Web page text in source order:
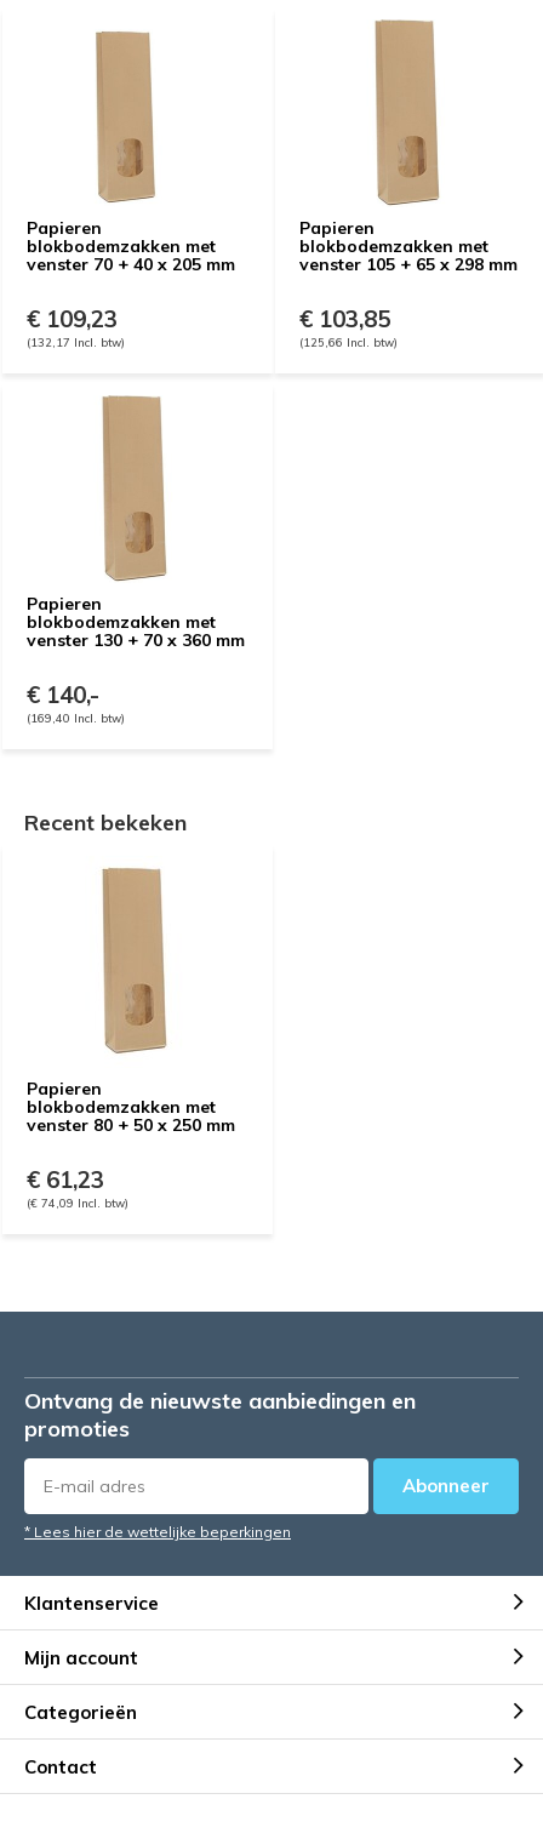
Papieren
blokbodemzakken met
venster 70 + 40 x 205 mm
€ 109,23
(132,17 Incl. btw)
Papieren
blokbodemzakken met
venster 105 + 65 x 298 mm
€ 103,85
(125,66 Incl. btw)
Papieren
blokbodemzakken met
venster 130 + 70 x 360 mm
€ 140,-
(169,40 Incl. btw)
Recent bekeken
Papieren
blokbodemzakken met
venster 80 + 50 x 250 mm
€ 61,23
(€ 74,09 Incl. btw)
Ontvang de nieuwste aanbiedingen en
promoties
Abonneer
* Lees hier de wettelijke beperkingen
Klantenservice
Mijn account
Categorieën
Contact